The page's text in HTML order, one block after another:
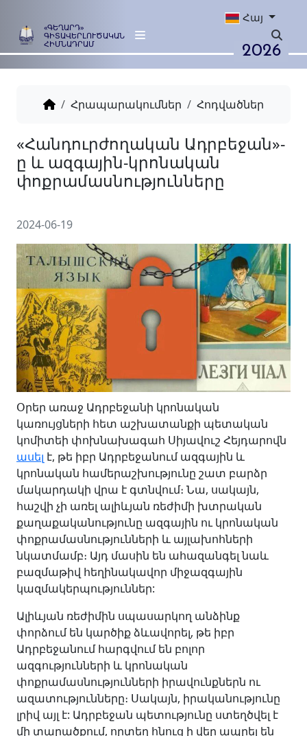
«ԳԵՂԱՐԴ»
ԳԻՏԱՎԵՐԼՈՒԾԱԿԱՆ
ՀԻՄՆԱԴՐԱՄ
Հայ
2026
Հրապարակումներ Հոդվածներ
«Հանդուրժողական
փոքրամասնությունները
2024-06-19
Օրեր առաջ Ադրբեջանի կրոնական
կառույցների հետ աշխատանքի պետական
կոմիտեի փոխնախագահ Սիյավուշ Հեյդարովն
ասել է, թե իբր Ադրբեջանում ազգային և
կրոնական համերաշխությունը շատ բարձր
մակարդակի վրա է գտնվում։ Նա, սակայն,
հաշվի չի առել ալիևյան ռեժիմի խտրական
քաղաքականությունը ազգային ու կրոնական
փոքրամասնությունների և այլախոհների
նկատմամբ։ Այդ մասին են ահազանգել նաև
բազմաթիվ հեղինակավոր միջազգային
կազմակերպություններ:
Ալիևյան ռեժիմին սպասարկող անձինք
փորձում են կարծիք ձևավորել, թե իբր
Ադրբեջանում հարգվում են բոլոր
ազգությունների և կրոնական
փոքրամասնությունների իրավունքներն ու
ազատությունները։ Սակայն, իրականությունը
լրիվ այլ է: Ադրբեջան պետությունը ստեղծվել է
մի տարածքում, որտեղ հնուց ի վեր ապրել են